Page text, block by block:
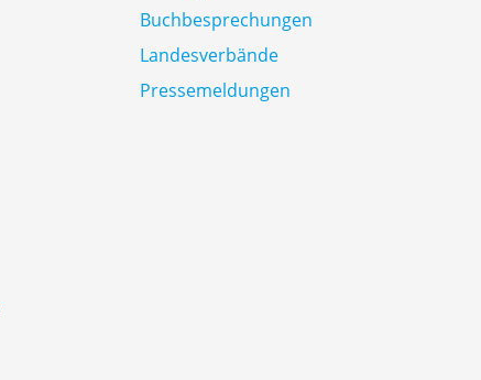
Buchbesprechungen
Landesverbände
Pressemeldungen